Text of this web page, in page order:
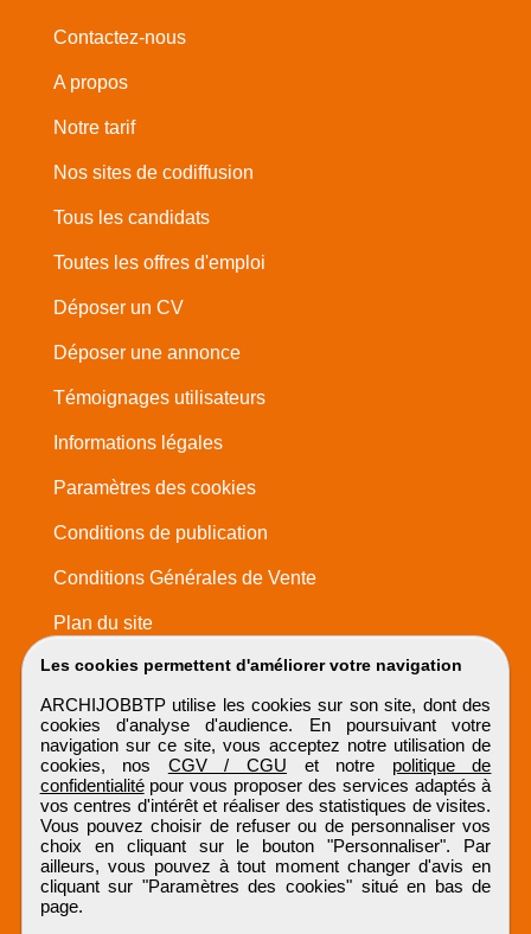
Les cookies permettent d'améliorer votre navigation
ARCHIJOBBTP utilise les cookies sur son site, dont des
cookies d'analyse d'audience. En poursuivant votre
navigation sur ce site, vous acceptez notre utilisation de
cookies, nos CGV / CGU et notre politique de
confidentialitépour vous proposer des services adaptés à
vos centres d'intérêt et réaliser des statistiques de visites.
Vous pouvez choisir de refuser ou de personnaliser vos
choix en cliquant sur le bouton "Personnaliser". Par
ailleurs, vous pouvez à tout moment changer d'avis en
cliquant sur "Paramètres des cookies" situé en bas de
page.
Contactez-nous
A propos
Notre tarif
Nos sites de codiffusion
Tous les candidats
Toutes les offres d'emploi
Déposer un CV
Déposer une annonce
Témoignages utilisateurs
Informations légales
Paramètres des cookies
Conditions de publication
Conditions Générales de Vente
Plan du site